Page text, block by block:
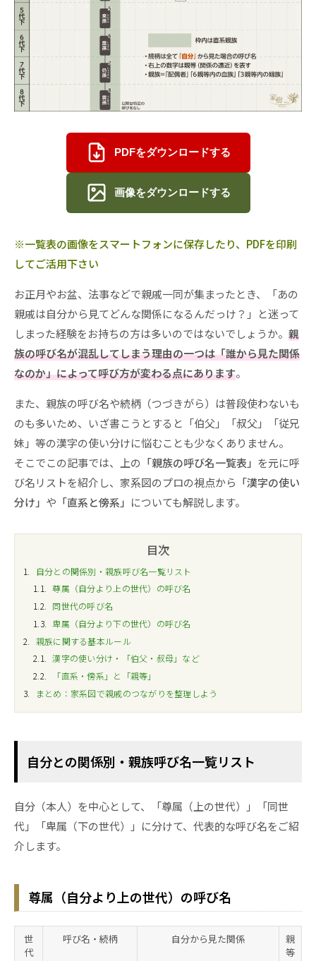
PDFをダウンロードする
画像をダウンロードする
※一覧表の画像をスマートフォンに保存したり、PDFを印刷
してご活用下さい
お正月やお盆、法事などで親戚一同が集まったとき、「あの
親戚は自分から見てどんな関係になるんだっけ？」と迷って
しまった経験をお持ちの方は多いのではないでしょうか。 親
族の呼び名が混乱してしまう理由の一つは「誰から見た関係
なのか」によって呼び方が変わる点にあります。
また、親族の呼び名や続柄（つづきがら）は普段使わないも
のも多いため、いざ書こうとすると「伯父」「叔父」「従兄
妹」等の漢字の使い分けに悩むことも少なくありません。
そこでこの記事では、上の 「親族の呼び名一覧表」 を元に呼
び名リストを紹介し、家系図のプロの視点から 「漢字の使い
分け」 や 「直系と傍系」 についても解説します。
目次
1
自分との関係別・親族呼び名一覧リスト
1.1
尊属（自分より上の世代）の呼び名
1.2
同世代の呼び名
1.3
卑属（自分より下の世代）の呼び名
2
親族に関する基本ルール
2.1
漢字の使い分け・「伯父・叔母」など
2.2
「直系・傍系」と「親等」
3
まとめ：家系図で親戚のつながりを整理しよう
自分との関係別・親族呼び名一覧リスト
自分（本人）を中心として、「尊属（上の世代）」「同世
代」「卑属（下の世代）」に分けて、代表的な呼び名をご紹
介します。
尊属（自分より上の世代）の呼び名
世
代
呼び名・続柄 自分から見た関係
親
等